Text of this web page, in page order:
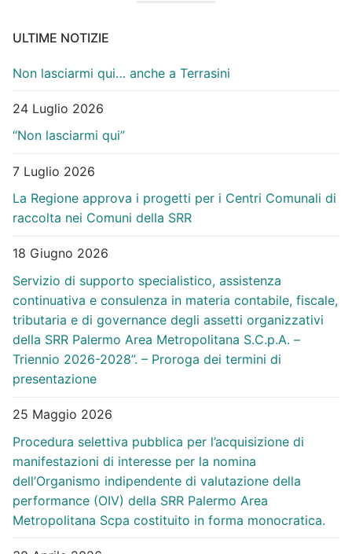
ULTIME NOTIZIE
Non lasciarmi qui… anche a Terrasini
24 Luglio 2026
“Non lasciarmi qui”
7 Luglio 2026
La Regione approva i progetti per i Centri Comunali di
raccolta nei Comuni della SRR
18 Giugno 2026
Servizio di supporto specialistico, assistenza
continuativa e consulenza in materia contabile, fiscale,
tributaria e di governance degli assetti organizzativi
della SRR Palermo Area Metropolitana S.C.p.A. –
Triennio 2026-2028”. – Proroga dei termini di
presentazione
25 Maggio 2026
Procedura selettiva pubblica per l’acquisizione di
manifestazioni di interesse per la nomina
dell’Organismo indipendente di valutazione della
performance (OIV) della SRR Palermo Area
Metropolitana Scpa costituito in forma monocratica.